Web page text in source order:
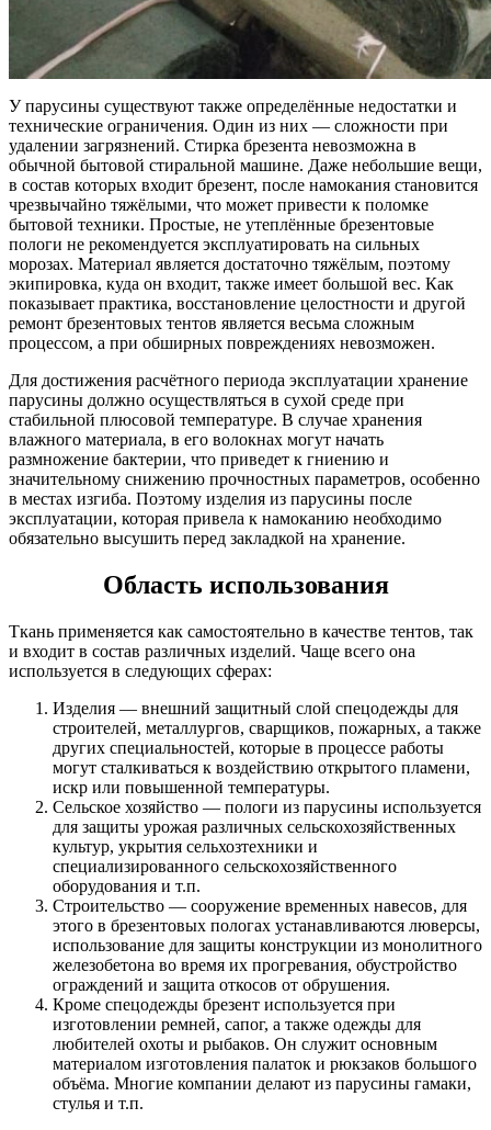
У парусины существуют также определённые недостатки и
технические ограничения. Один из них — сложности при
удалении загрязнений. Стирка брезента невозможна в
обычной бытовой стиральной машине. Даже небольшие вещи,
в состав которых входит брезент, после намокания становится
чрезвычайно тяжёлыми, что может привести к поломке
бытовой техники. Простые, не утеплённые брезентовые
пологи не рекомендуется эксплуатировать на сильных
морозах. Материал является достаточно тяжёлым, поэтому
экипировка, куда он входит, также имеет большой вес. Как
показывает практика, восстановление целостности и другой
ремонт брезентовых тентов является весьма сложным
процессом, а при обширных повреждениях невозможен.
Для достижения расчётного периода эксплуатации хранение
парусины должно осуществляться в сухой среде при
стабильной плюсовой температуре. В случае хранения
влажного материала, в его волокнах могут начать
размножение бактерии, что приведет к гниению и
значительному снижению прочностных параметров, особенно
в местах изгиба. Поэтому изделия из парусины после
эксплуатации, которая привела к намоканию необходимо
обязательно высушить перед закладкой на хранение.
Область использования
Ткань применяется как самостоятельно в качестве тентов, так
и входит в состав различных изделий. Чаще всего она
используется в следующих сферах:
Изделия — внешний защитный слой спецодежды для
строителей, металлургов, сварщиков, пожарных, а также
других специальностей, которые в процессе работы
могут сталкиваться к воздействию открытого пламени,
искр или повышенной температуры.
Сельское хозяйство — пологи из парусины используется
для защиты урожая различных сельскохозяйственных
культур, укрытия сельхозтехники и
специализированного сельскохозяйственного
оборудования и т.п.
Строительство — сооружение временных навесов, для
этого в брезентовых пологах устанавливаются люверсы,
использование для защиты конструкции из монолитного
железобетона во время их прогревания, обустройство
ограждений и защита откосов от обрушения.
Кроме спецодежды брезент используется при
изготовлении ремней, сапог, а также одежды для
любителей охоты и рыбаков. Он служит основным
материалом изготовления палаток и рюкзаков большого
объёма. Многие компании делают из парусины гамаки,
стулья и т.п.